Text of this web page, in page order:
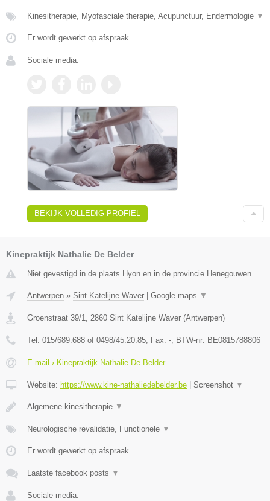
Kinesitherapie, Myofasciale therapie, Acupunctuur, Endermologie ▼
Er wordt gewerkt op afspraak.
Sociale media:
BEKIJK VOLLEDIG PROFIEL
Kinepraktijk Nathalie De Belder
Niet gevestigd in de plaats Hyon en in de provincie Henegouwen.
Antwerpen » Sint Katelijne Waver Google maps ▼
Groenstraat 39/1, 2860 Sint Katelijne Waver (Antwerpen)
Tel: 015/689.688 of 0498/45.20.85, Fax: -, BTW-nr: BE0815788806
E-mail › Kinepraktijk Nathalie De Belder
Website: https://www.kine-nathaliedebelder.be Screenshot ▼
Algemene kinesitherapie ▼
Neurologische revalidatie, Functionele ▼
Er wordt gewerkt op afspraak.
Laatste facebook posts ▼
Sociale media: